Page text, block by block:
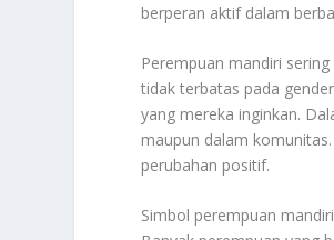
berperan aktif dalam
Perempuan mandiri
tidak terbatas pada
yang mereka inginkan.
maupun dalam
perubahan positif.
Simbol perempuan